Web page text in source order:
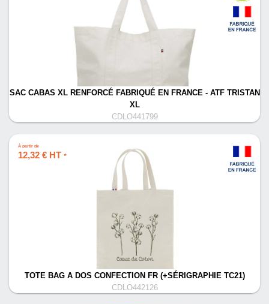
SAC CABAS XL RENFORCÉ FABRIQUÉ EN FRANCE - ATF TRISTAN
XL
CDLO441799
À partir de
12,32 € HT *
TOTE BAG A DOS CONFECTION FR (+SÉRIGRAPHIE TC21)
CDLO442126